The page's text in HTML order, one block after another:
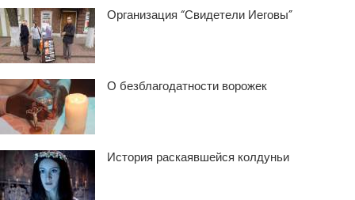
Организация “Свидетели Иеговы”
О безблагодатности ворожек
История раскаявшейся колдуньи